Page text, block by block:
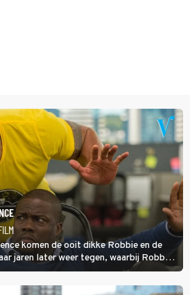
komen de ooit dikke Robbie en de
jaren later weer tegen, waarbij Robbie,
werkzaam voor de CIA, Calvins hulp